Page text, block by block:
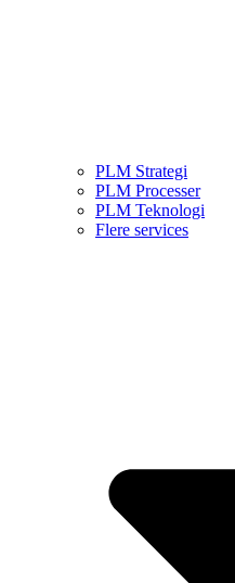
PLM Strategi
PLM Processer
PLM Teknologi
Flere services